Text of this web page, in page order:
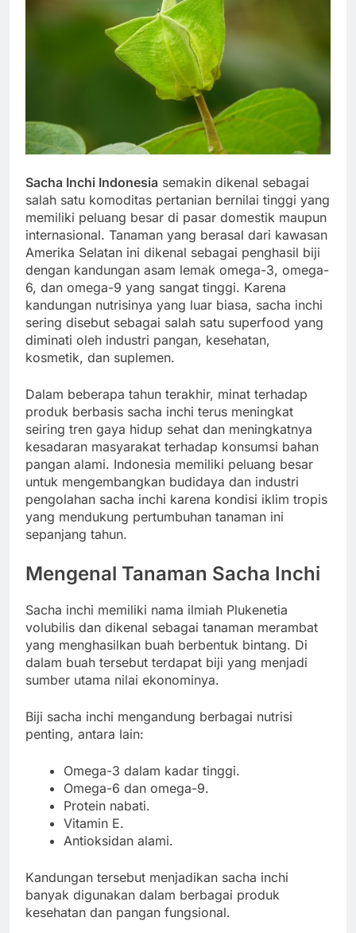
Sacha Inchi Indonesia semakin dikenal sebagai
salah satu komoditas pertanian bernilai tinggi yang
memiliki peluang besar di pasar domestik maupun
internasional. Tanaman yang berasal dari kawasan
Amerika Selatan ini dikenal sebagai penghasil biji
dengan kandungan asam lemak omega-3, omega-
6, dan omega-9 yang sangat tinggi. Karena
kandungan nutrisinya yang luar biasa, sacha inchi
sering disebut sebagai salah satu superfood yang
diminati oleh industri pangan, kesehatan,
kosmetik, dan suplemen.
Dalam beberapa tahun terakhir, minat terhadap
produk berbasis sacha inchi terus meningkat
seiring tren gaya hidup sehat dan meningkatnya
kesadaran masyarakat terhadap konsumsi bahan
pangan alami. Indonesia memiliki peluang besar
untuk mengembangkan budidaya dan industri
pengolahan sacha inchi karena kondisi iklim tropis
yang mendukung pertumbuhan tanaman ini
sepanjang tahun.
Mengenal Tanaman Sacha Inchi
Sacha inchi memiliki nama ilmiah Plukenetia
volubilis dan dikenal sebagai tanaman merambat
yang menghasilkan buah berbentuk bintang. Di
dalam buah tersebut terdapat biji yang menjadi
sumber utama nilai ekonominya.
Biji sacha inchi mengandung berbagai nutrisi
penting, antara lain:
Omega-3 dalam kadar tinggi.
Omega-6 dan omega-9.
Protein nabati.
Vitamin E.
Antioksidan alami.
Kandungan tersebut menjadikan sacha inchi
banyak digunakan dalam berbagai produk
kesehatan dan pangan fungsional.